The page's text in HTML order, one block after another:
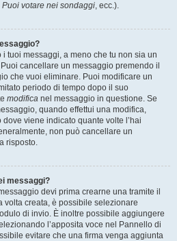
Puoi votare nei sondaggi, ecc.).
tuoi messaggi, a meno che tu non sia un
cancellare un messaggio premendo il
che vuoi eliminare. Puoi modificare un
periodo di tempo dopo il suo
modifica nel messaggio in questione. Se
quando effettui una modifica,
viene indicato quante volte l’hai
non può cancellare un
risposto.
messaggi?
devi prima crearne una tramite il
volta creata, è possibile selezionare
di invio. È inoltre possibile aggiungere
l’apposita voce nel Pannello di
evitare che una firma venga aggiunta